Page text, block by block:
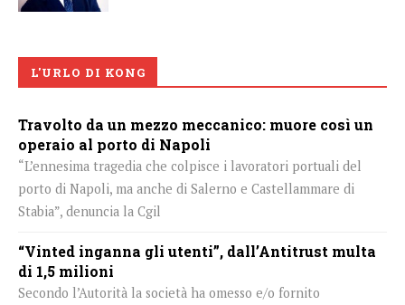
L'URLO DI KONG
Travolto da un mezzo meccanico: muore così un
operaio al porto di Napoli
“L’ennesima tragedia che colpisce i lavoratori portuali del
porto di Napoli, ma anche di Salerno e Castellammare di
Stabia”, denuncia la Cgil
“Vinted inganna gli utenti”, dall’Antitrust multa
di 1,5 milioni
Secondo l’Autorità la società ha omesso e/o fornito